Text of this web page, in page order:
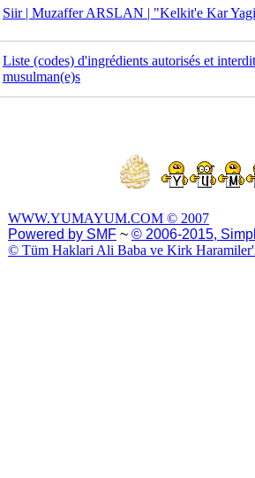
Siir | Muzaffer ARSLAN | "Kelkit'e Kar
Liste (codes) d'ingrédients autorisés et
musulman(e)s
WWW.YUMAYUM.COM © 2007
Powered by SMF ~ © 2006-2015,
© Tüm Haklari Ali Baba ve Kirk